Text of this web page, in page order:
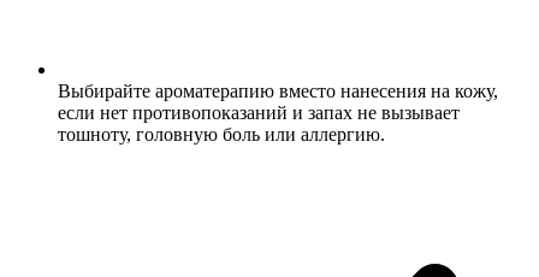
Выбирайте ароматерапию вместо нанесения на кожу,
если нет противопоказаний и запах не вызывает
тошноту, головную боль или аллергию.